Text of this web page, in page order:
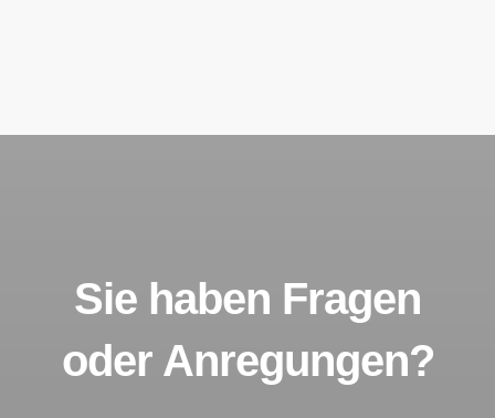
Sie haben Fragen
oder Anregungen?